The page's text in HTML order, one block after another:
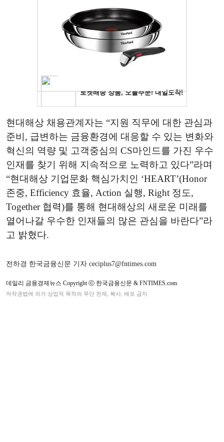
현대해상 채용관계자는 “지원 직무에 대한 관심과
준비, 급변하는 금융환경에 대응할 수 있는 변화와
혁신의 역량 및 고객중심의 CS마인드를 가진 우수
인재를 찾기 위해 지속적으로 노력하고 있다”라며
“현대해상 기업문화 핵심가치인 ‘HEART’(Honor
존중, Efficiency 효율, Action 실행, Right 정도,
Together 협력)를 통해 현대해상의 새로운 미래를
열어나갈 우수한 인재들의 많은 관심을 바란다”라
고 밝혔다.
전하경 한국금융신문 기자 ceciplus7@fntimes.com
데일리 금융경제뉴스 Copyright ⓒ 한국금융신문 & FNTIMES.com
저작권법에 의거 상업적 목적의 무단 전재, 복사, 배포 금지